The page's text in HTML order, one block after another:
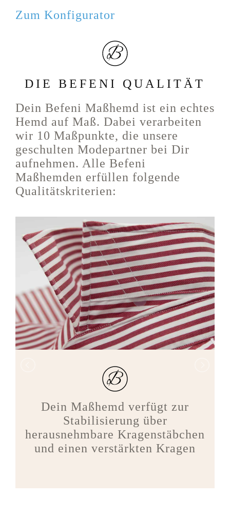
Zum Konfigurator
DIE BEFENI QUALITÄT
Dein Befeni Maßhemd ist ein echtes
Hemd auf Maß. Dabei verarbeiten
wir 10 Maßpunkte, die unsere
geschulten Modepartner bei Dir
aufnehmen. Alle Befeni
Maßhemden erfüllen folgende
Qualitätskriterien:
Dein Maßhemd verfügt zur
Stabilisierung über
herausnehmbare Kragenstäbchen
und einen verstärkten Kragen